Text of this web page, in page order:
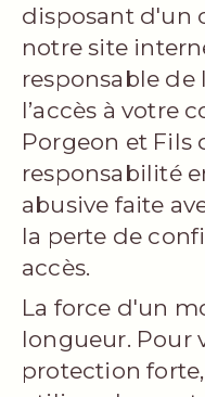
disposant d'un
notre site
responsable
l’accès à votre
Porgeon et Fils
responsabilité
abusive faite
la perte de
accès.
La force d'un
longueur. Pour
protection